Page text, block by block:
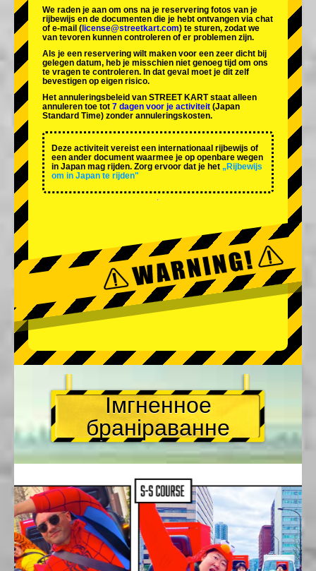
We raden je aan om ons na je reservering fotos van je
rijbewijs en de documenten die je hebt ontvangen via chat
of e-mail ( license@streetkart.com) te sturen, zodat we
van tevoren kunnen controleren of er problemen zijn.
Als je een reservering wilt maken voor een zeer dicht bij
gelegen datum, heb je misschien niet genoeg tijd om ons
te vragen te controleren. In dat geval moet je dit zelf
bevestigen op eigen risico.
Het annuleringsbeleid van STREET KART staat alleen
annuleren toe tot 7 dagen voor je activiteit (Japan
Standard Time) zonder annuleringskosten.
Deze activiteit vereist een internationaal rijbewijs of
een ander document waarmee je op openbare wegen
in Japan mag rijden. Zorg ervoor dat je het „Rijbewijs
om in Japan te rijden"
Імгненное
браніраванне